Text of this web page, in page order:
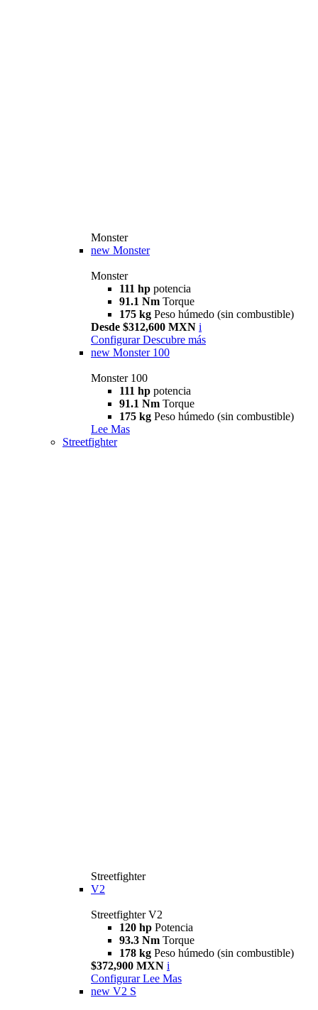
Monster
new Monster
Monster
111 hp potencia
91.1 Nm Torque
175 kg Peso húmedo (sin combustible)
Desde $312,600 MXN i
Configurar Descubre más
new Monster 100
Monster 100
111 hp potencia
91.1 Nm Torque
175 kg Peso húmedo (sin combustible)
Lee Mas
Streetfighter
Streetfighter
V2
Streetfighter V2
120 hp Potencia
93.3 Nm Torque
178 kg Peso húmedo (sin combustible)
$372,900 MXN i
Configurar Lee Mas
new V2 S